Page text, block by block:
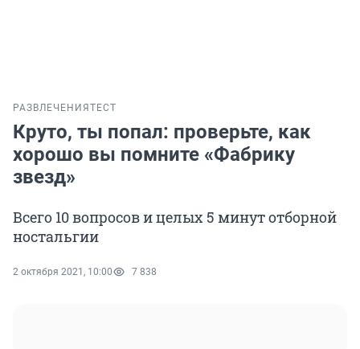
РАЗВЛЕЧЕНИЯ ТЕСТ
Круто, ты попал: проверьте, как
хорошо вы помните «Фабрику
звезд»
Всего 10 вопросов и целых 5 минут отборной
ностальгии
2 октября 2021, 10:00 7 838